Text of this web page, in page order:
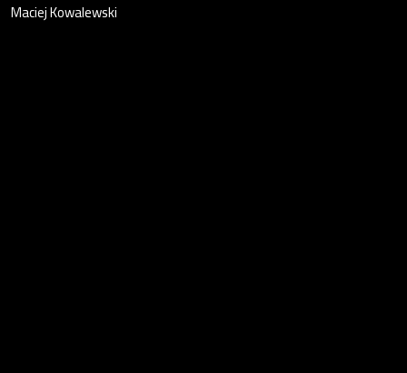
Maciej Kowalewski